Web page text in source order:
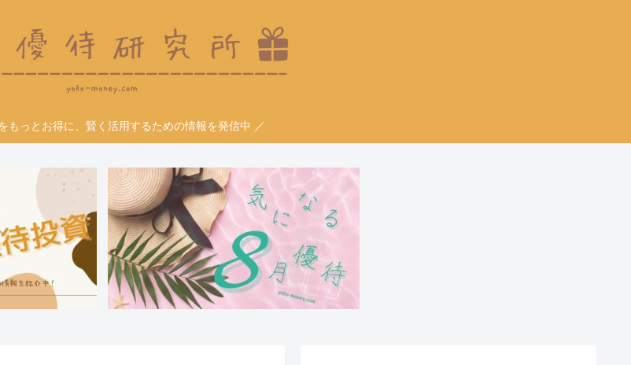
もっとお得に、賢く活用するための情報を発信中 ／